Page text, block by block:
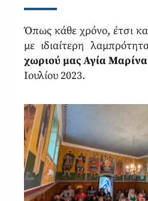
Όπως κάθε χρόνο, έτσι
με ιδιαίτερη
χωριού μας Αγία Μαρίνα
Ιουλίου 2023.